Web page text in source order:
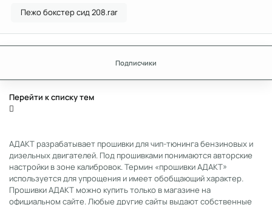
Пежо бокстер сид 208.rar
Подписчики
Перейти к списку тем
АДАКТ разрабатывает прошивки для чип-тюнинга бензиновых и
дизельных двигателей. Под прошивками понимаются авторские
настройки в зоне калибровок. Термин «прошивки АДАКТ»
используется для упрощения и имеет обобщающий характер.
Прошивки АДАКТ можно купить только в магазине на
официальном сайте. Любые другие сайты выдают собственные